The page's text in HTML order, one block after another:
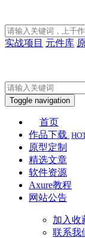
实战项目 元件库
Toggle navigation
首页
作品下载
原型定制
精选文章
软件资源
Axure教程
网站公告
加入收
联系我